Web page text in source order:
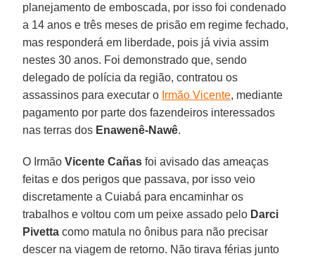
planejamento de emboscada, por isso foi condenado
a 14 anos e três meses de prisão em regime fechado,
mas responderá em liberdade, pois já vivia assim
nestes 30 anos. Foi demonstrado que, sendo
delegado de polícia da região, contratou os
assassinos para executar o Irmão Vicente, mediante
pagamento por parte dos fazendeiros interessados
nas terras dos Enawenê-Nawê.
O IrmãoVicente Cañas foi avisado das ameaças
feitas e dos perigos que passava, por isso veio
discretamente a Cuiabá para encaminhar os
trabalhos e voltou com um peixe assado pelo Darci
Pivetta como matula no ônibus para não precisar
descer na viagem de retorno. Não tirava férias junto